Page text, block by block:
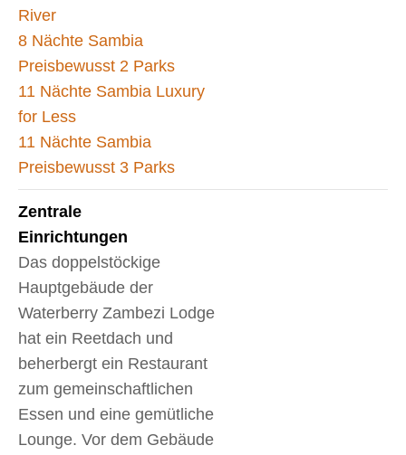
River
8 Nächte Sambia
Preisbewusst 2 Parks
11 Nächte Sambia Luxury
for Less
11 Nächte Sambia
Preisbewusst 3 Parks
Zentrale
Einrichtungen
Das doppelstöckige
Hauptgebäude der
Waterberry Zambezi Lodge
hat ein Reetdach und
beherbergt ein Restaurant
zum gemeinschaftlichen
Essen und eine gemütliche
Lounge. Vor dem Gebäude